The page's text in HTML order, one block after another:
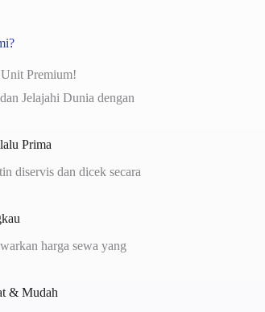
Premium!
Jelajahi Dunia dengan
Prima
diservis dan dicek secara
harga sewa yang
& Mudah